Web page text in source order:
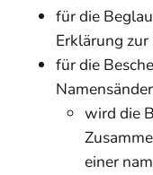
für die
Erklärung
für die
wird die
einer